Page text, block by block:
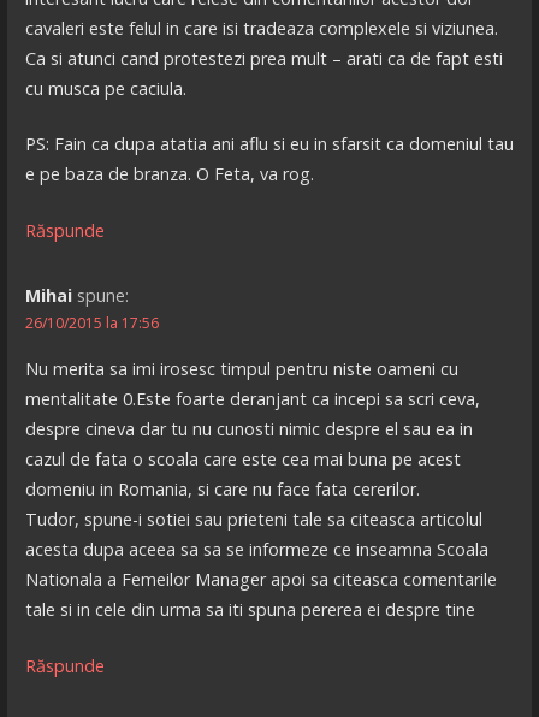
cavaleri este felul in care isi tradeaza complexele si viziunea.
Ca si atunci cand protestezi prea mult – arati ca de fapt esti
cu musca pe caciula.
PS: Fain ca dupa atatia ani aflu si eu in sfarsit ca domeniul tau
e pe baza de branza. O Feta, va rog.
Răspunde
Mihai spune:
26/10/2015 la 17:56
Nu merita sa imi irosesc timpul pentru niste oameni cu
mentalitate 0.Este foarte deranjant ca incepi sa scri ceva,
despre cineva dar tu nu cunosti nimic despre el sau ea in
cazul de fata o scoala care este cea mai buna pe acest
domeniu in Romania, si care nu face fata cererilor.
Tudor, spune-i sotiei sau prieteni tale sa citeasca articolul
acesta dupa aceea sa sa se informeze ce inseamna Scoala
Nationala a Femeilor Manager apoi sa citeasca comentarile
tale si in cele din urma sa iti spuna pererea ei despre tine
Răspunde